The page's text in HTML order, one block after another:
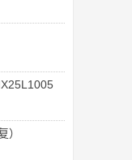
）